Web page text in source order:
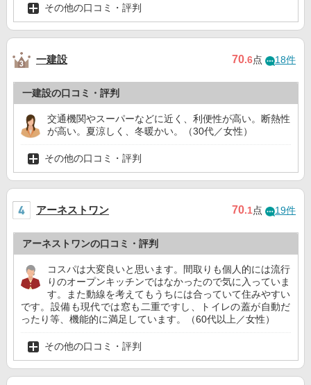
その他の口コミ・評判
一建設 70.6点 18件
一建設の口コミ・評判
交通機関やスーパーなどに近く、利便性が高い。断熱性
が高い。夏涼しく、冬暖かい。（30代／女性）
その他の口コミ・評判
アーネストワン 70.1点 19件
アーネストワンの口コミ・評判
コスパは大変良いと思います。間取りも個人的には流行
りのオープンキッチンではなかったので気に入っていま
す。また動線を考えてもうちには合っていて住みやすい
です。設備も現代では窓も二重ですし、トイレの蓋が自動だ
ったり等、機能的に満足しています。（60代以上／女性）
その他の口コミ・評判